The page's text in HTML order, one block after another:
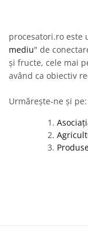
procesatori.ro este
mediu" de
și fructe, cele mai
având ca obiectiv
Urmărește-ne și pe: